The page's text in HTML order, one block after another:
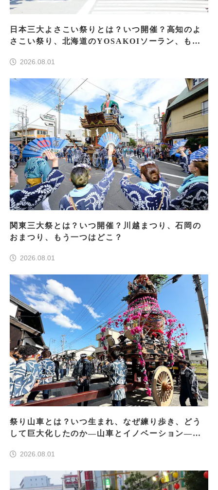
日本三大よさこい祭りとは？いつ開催？高知のよ
さこい祭り、北海道のYOSAKOIソーラン、もう
2026.08.01
関東三大祭とは？いつ開催？川越まつり、石岡の
おまつり、もう一つはどこ？
2026.08.01
祭り山車とは？いつ生まれ、なぜ練り歩き、どう
して巨大化したのか―山車とイノベーション―＜
2026.08.01